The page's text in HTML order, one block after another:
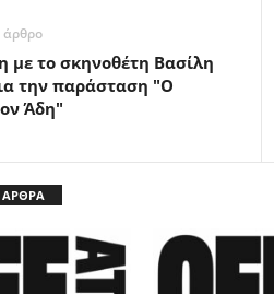
με το σκηνοθέτη Βασίλη
την παράσταση "Ο
Άδη"